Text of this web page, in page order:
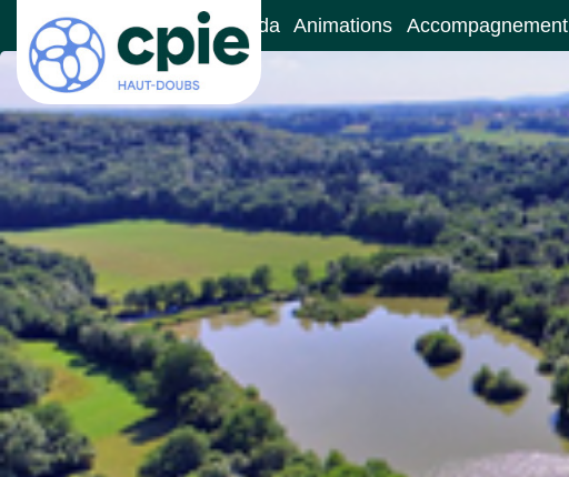
Accueil Le CPIE Agenda Animations Accompagnement